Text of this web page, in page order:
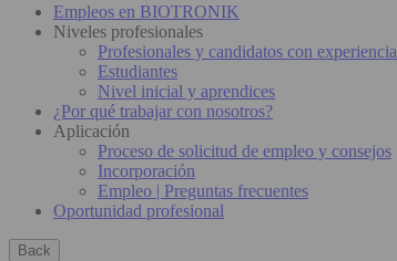
Empleos en BIOTRONIK
Niveles profesionales
Profesionales y candidatos con experiencia
Estudiantes
Nivel inicial y aprendices
¿Por qué trabajar con nosotros?
Aplicación
Proceso de solicitud de empleo y consejos
Incorporación
Empleo | Preguntas frecuentes
Oportunidad profesional
Back